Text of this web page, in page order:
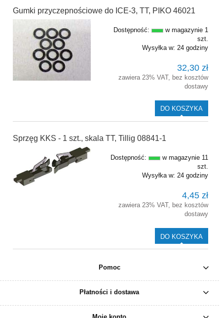
Gumki przyczepnościowe do ICE-3, TT, PIKO 46021
Dostępność:
w magazynie 1
szt.
Wysyłka w: 24 godziny
32,30 zł
zawiera 23% VAT, bez kosztów
dostawy
DO KOSZYKA
Sprzęg KKS - 1 szt., skala TT, Tillig 08841-1
Dostępność:
w magazynie 11
szt.
Wysyłka w: 24 godziny
4,45 zł
zawiera 23% VAT, bez kosztów
dostawy
DO KOSZYKA
Pomoc
Płatności i dostawa